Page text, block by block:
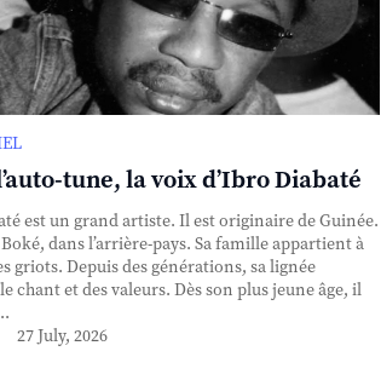
tune, la voix d’Ibro Diabaté
est un grand artiste. Il est originaire de Guinée.
dans l’arrière-pays. Sa famille appartient à
griots. Depuis des générations, sa lignée
chant et des valeurs. Dès son plus jeune âge, il
27 July, 2026